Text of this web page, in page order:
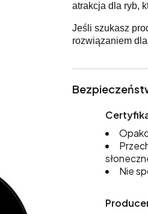
atrakcja dla ryb,
Jeśli szukasz
rozwiązaniem
Nie